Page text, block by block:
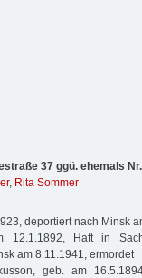
37 ggü. ehemals
, Rita Sommer
deportiert nach Minsk
12.1.1892, Haft in
am 8.11.1941, ermordet
geb. am